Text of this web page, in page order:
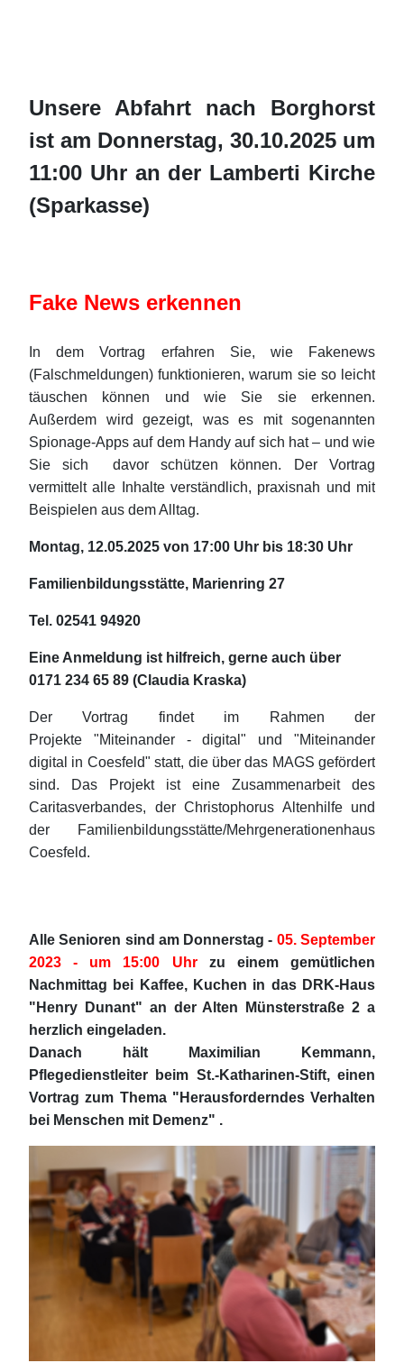
Unsere Abfahrt nach Borghorst
ist am Donnerstag, 30.10.2025 um
11:00 Uhr an der Lamberti Kirche
(Sparkasse)
Fake News erkennen
In dem Vortrag erfahren Sie, wie Fakenews
(Falschmeldungen) funktionieren, warum sie so leicht
täuschen können und wie Sie sie erkennen.
Außerdem wird gezeigt, was es mit sogenannten
Spionage-Appsauf dem Handy auf sich hat – und wie
Sie sich davor schützen können. Der Vortrag
vermittelt alle Inhalte verständlich, praxisnah und mit
Beispielen aus dem Alltag.
Montag, 12.05.2025 von 17:00 Uhr bis 18:30 Uhr
Familienbildungsstätte, Marienring 27
Tel. 02541 94920
Eine Anmeldung ist hilfreich, gerne auch über
0171 234 65 89 (Claudia Kraska)
Der Vortrag findet im Rahmen der
Projekte "Miteinander - digital" und "Miteinander
digital in Coesfeld" statt, die über das MAGS gefördert
sind.
Das Projekt ist eine Zusammenarbeit des
Caritasverbandes, der Christophorus Altenhilfe und
der Familienbildungsstätte/Mehrgenerationenhaus
Coesfeld.
Alle Senioren sind am Donnerstag - 05. September
2023 - um 15:00 Uhrzu einem gemütlichen
Nachmittag bei Kaffee, Kuchen in das DRK-Haus
"Henry Dunant" an der Alten Münsterstraße 2 a
herzlich eingeladen.
Danach hält Maximilian Kemmann,
Pflegedienstleiter beim St.-Katharinen-Stift, einen
Vortrag zum Thema "Herausforderndes Verhalten
bei Menschen mit Demenz" .